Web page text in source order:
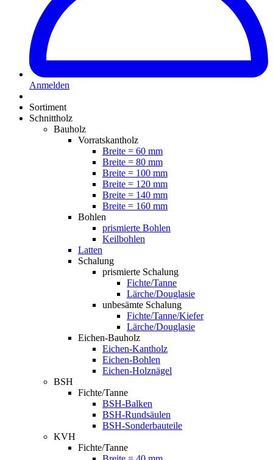
Anmelden
Sortiment
Schnittholz
Bauholz
Vorratskantholz
Breite = 60 mm
Breite = 80 mm
Breite = 100 mm
Breite = 120 mm
Breite = 140 mm
Breite = 160 mm
Bohlen
prismierte Bohlen
Keilbohlen
Latten
Schalung
prismierte Schalung
Fichte/Tanne
Lärche/Douglasie
unbesämte Schalung
Fichte/Tanne/Kiefer
Lärche/Douglasie
Eichen-Bauholz
Eichen-Kantholz
Eichen-Bohlen
Eichen-Holznägel
BSH
Fichte/Tanne
BSH-Balken
BSH-Rundsäulen
BSH-Sonderbauteile
KVH
Fichte/Tanne